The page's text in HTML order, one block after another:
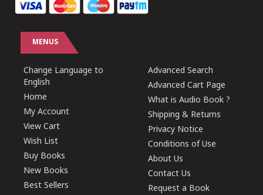
MENUS
Change Language to
English
Home
My Account
View Cart
Wish List
Buy Books
New Books
Best Sellers
Advanced Search
Advanced Cart Page
What is Audio Book ?
Shipping & Returns
Privacy Notice
Conditions of Use
About Us
Contact Us
Request a Book